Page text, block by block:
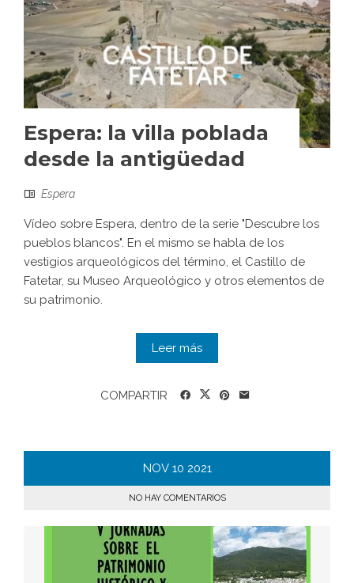
Espera: la villa poblada
desde la antigüedad
Espera
Vídeo sobre Espera, dentro de la serie "Descubre los
pueblos blancos". En el mismo se habla de los
vestigios arqueológicos del término, el Castillo de
Fatetar, su Museo Arqueológico y otros elementos de
su patrimonio.
Leer más
COMPARTIR
NOV 10 2021
NO HAY COMENTARIOS